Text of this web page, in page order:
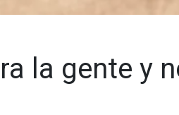
la gente y